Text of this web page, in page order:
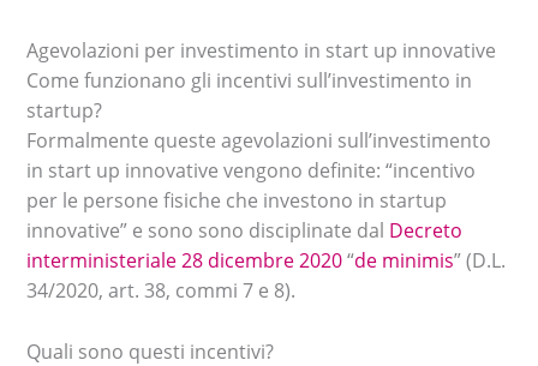
Agevolazioni per investimento in start up innovative
Come funzionano gli incentivi sull’investimento in
startup?
Formalmente queste agevolazioni sull’investimento
in start up innovative vengono definite: “incentivo
per le persone fisiche che investono in startup
innovative” e sono sono disciplinate dal Decreto
interministeriale 28 dicembre 2020“de minimis” (D.L.
34/2020, art. 38, commi 7 e 8).
Quali sono questi incentivi?